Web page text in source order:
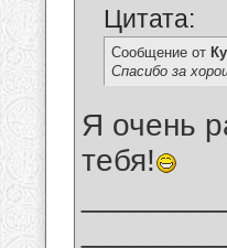
Цитата:
Сообщение от
Спасибо за
Я очень
тебя!